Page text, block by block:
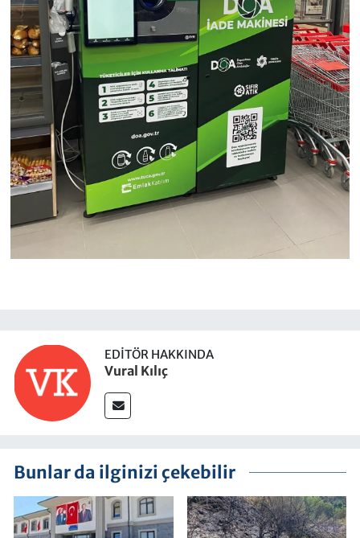
EDITÖR HAKKINDA
Vural Kılıç
Bunlar da ilginizi çekebilir